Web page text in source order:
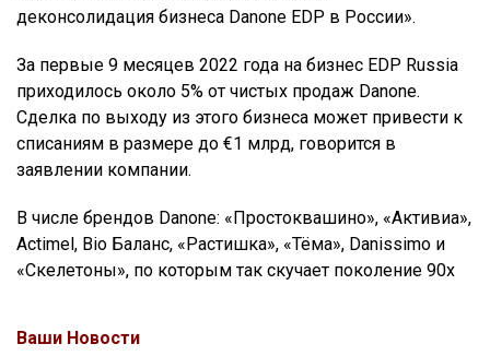
деконсолидация бизнеса Danone EDP в России».
За первые 9 месяцев 2022 года на бизнес EDP Russia
приходилось около 5% от чистых продаж Danone.
Сделка по выходу из этого бизнеса может привести к
списаниям в размере до €1 млрд, говорится в
заявлении компании.
В числе брендов Danone: «Простоквашино», «Активиа»,
Actimel, Bio Баланс, «Растишка», «Тёма», Danissimo и
«Скелетоны», по которым так скучает поколение 90х
Ваши Новости